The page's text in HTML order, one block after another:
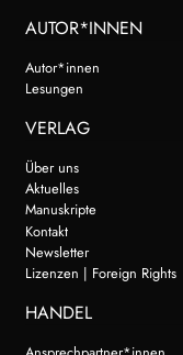
AUTOR*INNEN
Autor*innen
Lesungen
VERLAG
Über uns
Aktuelles
Manuskripte
Kontakt
Newsletter
Lizenzen | Foreign Rights
HANDEL